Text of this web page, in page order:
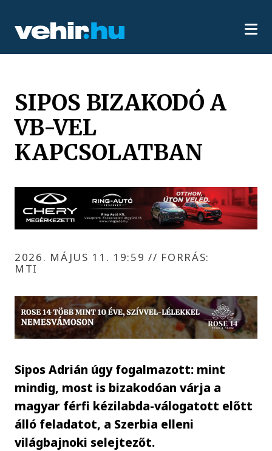
SIPOS BIZAKODÓ A
VB-VEL
KAPCSOLATBAN
2026. MÁJUS 11. 19:59// FORRÁS:
MTI
Sipos Adrián úgy fogalmazott: mint
mindig, most is bizakodóan várja a
magyar férfi kézilabda-válogatott előtt
álló feladatot, a Szerbia elleni
világbajnoki selejtezőt.